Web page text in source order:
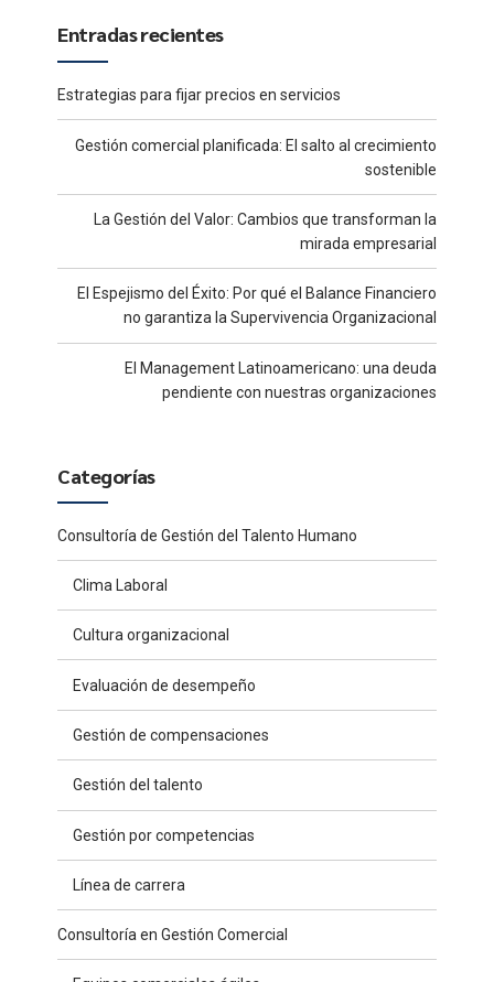
Entradas recientes
Estrategias para fijar precios en servicios
Gestión comercial planificada: El salto al crecimiento
sostenible
La Gestión del Valor: Cambios que transforman la
mirada empresarial
El Espejismo del Éxito: Por qué el Balance Financiero
no garantiza la Supervivencia Organizacional
El Management Latinoamericano: una deuda
pendiente con nuestras organizaciones
Categorías
Consultoría de Gestión del Talento Humano
Clima Laboral
Cultura organizacional
Evaluación de desempeño
Gestión de compensaciones
Gestión del talento
Gestión por competencias
Línea de carrera
Consultoría en Gestión Comercial